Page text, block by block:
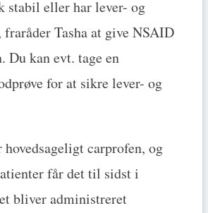
stabil eller har lever- og
Tasha at give NSAID
Du kan evt. tage en
for at sikre lever- og
hovedsageligt carprofen, og
får det til sidst i
bliver administreret